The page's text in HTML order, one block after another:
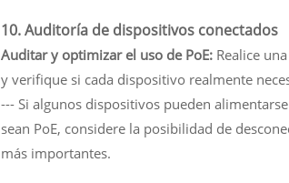
10. Auditoría de dispositivos conectados
Auditar y optimizar el uso de PoE: Realice
y verifique si cada dispositivo realmente
--- Si algunos dispositivos pueden
sean PoE, considere la posibilidad de
más importantes.